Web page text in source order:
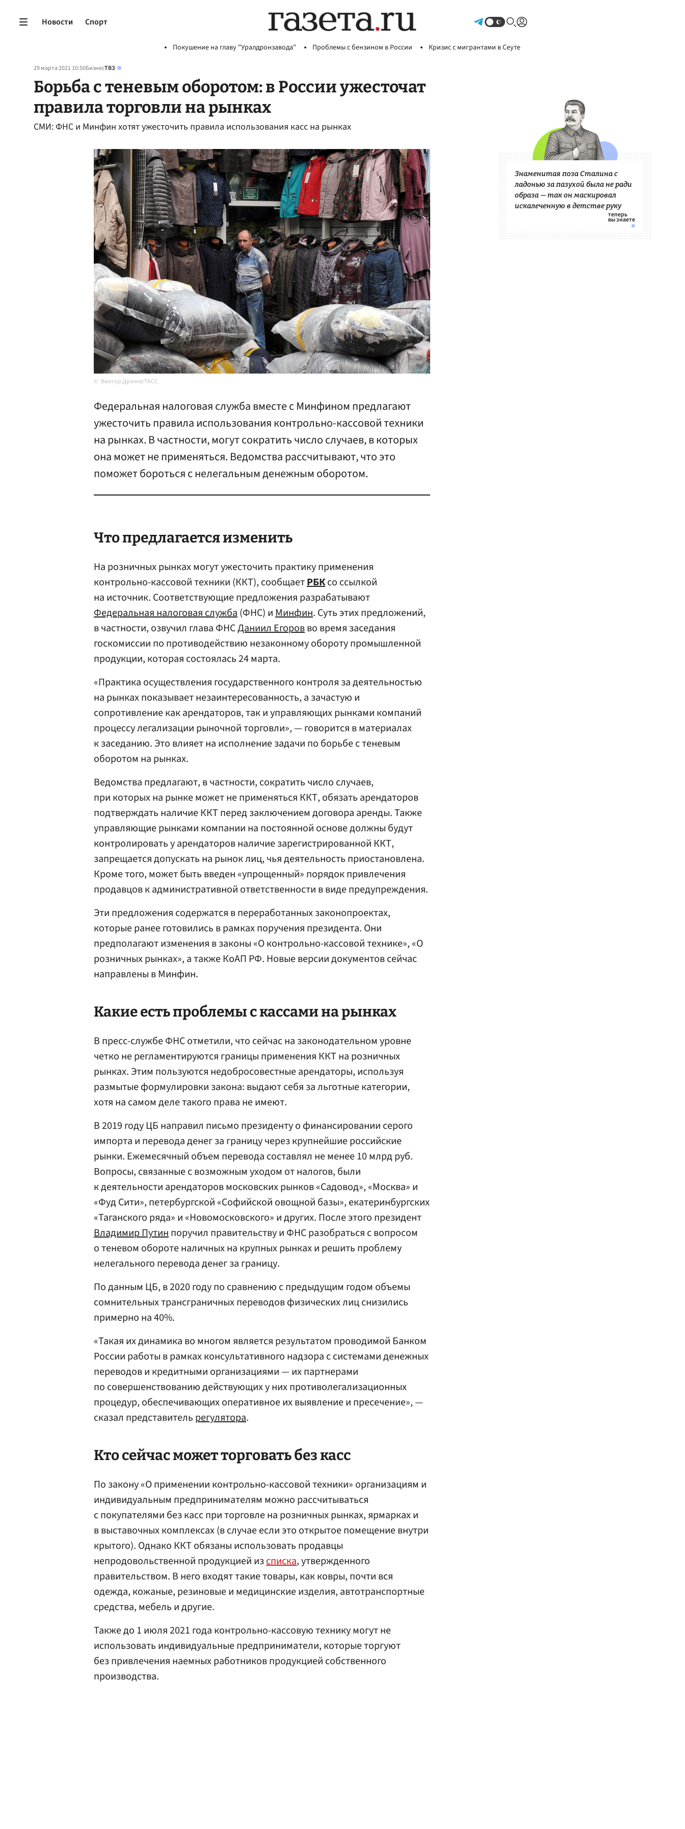
Новости Спорт
Покушение на главу "Уралдронзавода" Проблемы с бензином в России Кризис с мигрантами в Сеуте
29 марта 2021 10:50БизнесТВЗ
Борьба с теневым оборотом: в России ужесточат
правила торговли на рынках
СМИ: ФНС и Минфин хотят ужесточить правила использования касс на рынках
Виктор Драчев/ТАСС
Федеральная налоговая служба вместе с Минфином предлагают
ужесточить правила использования контрольно-кассовой техники
на рынках. В частности, могут сократить число случаев, в которых
она может не применяться. Ведомства рассчитывают, что это
поможет бороться с нелегальным денежным оборотом.
Что предлагается изменить
На розничных рынках могут ужесточить практику применения
контрольно-кассовой техники (ККТ), сообщаетРБКсо ссылкой
на источник. Соответствующие предложения разрабатывают
Федеральная налоговая служба(ФНС) иМинфин. Суть этих предложений,
в частности, озвучил глава ФНСДаниил Егоровво время заседания
госкомиссии по противодействию незаконному обороту промышленной
продукции, которая состоялась 24 марта.
«Практика осуществления государственного контроля за деятельностью
на рынках показывает незаинтересованность, а зачастую и
сопротивление как арендаторов, так и управляющих рынками компаний
процессу легализации рыночной торговли», — говорится в материалах
к заседанию. Это влияет на исполнение задачи по борьбе с теневым
оборотом на рынках.
Ведомства предлагают, в частности, сократить число случаев,
при которых на рынке может не применяться ККТ, обязать арендаторов
подтверждать наличие ККТ перед заключением договора аренды. Также
управляющие рынками компании на постоянной основе должны будут
контролировать у арендаторов наличие зарегистрированной ККТ,
запрещается допускать на рынок лиц, чья деятельность приостановлена.
Кроме того, может быть введен «упрощенный» порядок привлечения
продавцов к административной ответственности в виде предупреждения.
Эти предложения содержатся в переработанных законопроектах,
которые ранее готовились в рамках поручения президента. Они
предполагают изменения в законы «О контрольно-кассовой технике», «О
розничных рынках», а также КоАП РФ. Новые версии документов сейчас
направлены в Минфин.
Какие есть проблемы с кассами на рынках
В пресс-службе ФНС отметили, что сейчас на законодательном уровне
четко не регламентируются границы применения ККТ на розничных
рынках. Этим пользуются недобросовестные арендаторы, используя
размытые формулировки закона: выдают себя за льготные категории,
хотя на самом деле такого права не имеют.
В 2019 году ЦБ направил письмо президенту о финансировании серого
импорта и перевода денег за границу через крупнейшие российские
рынки. Ежемесячный объем перевода составлял не менее 10 млрд руб.
Вопросы, связанные с возможным уходом от налогов, были
к деятельности арендаторов московских рынков «Садовод», «Москва» и
«Фуд Сити», петербургской «Софийской овощной базы», екатеринбургских
«Таганского ряда» и «Новомосковского» и других. После этого президент
Владимир Путинпоручил правительству и ФНС разобраться с вопросом
о теневом обороте наличных на крупных рынках и решить проблему
нелегального перевода денег за границу.
По данным ЦБ, в 2020 году по сравнению с предыдущим годом объемы
сомнительных трансграничных переводов физических лиц снизились
примерно на 40%.
«Такая их динамика во многом является результатом проводимой Банком
России работы в рамках консультативного надзора с системами денежных
переводов и кредитными организациями — их партнерами
по совершенствованию действующих у них противолегализационных
процедур, обеспечивающих оперативное их выявление и пресечение», —
сказал представитель регулятора.
Кто сейчас может торговать без касс
По закону «О применении контрольно-кассовой техники» организациям и
индивидуальным предпринимателям можно рассчитываться
с покупателями без касс при торговле на розничных рынках, ярмарках и
в выставочных комплексах (в случае если это открытое помещение внутри
крытого). Однако ККТ обязаны использовать продавцы
непродовольственной продукцией изсписка, утвержденного
правительством. В него входят такие товары, как ковры, почти вся
одежда, кожаные, резиновые и медицинские изделия, автотранспортные
средства, мебель и другие.
Также до 1 июля 2021 года контрольно-кассовую технику могут не
использовать индивидуальные предприниматели, которые торгуют
без привлечения наемных работников продукцией собственного
производства.
Знаменитая поза Сталина с
ладонью за пазухой была не ради
образа — так он маскировал
искалеченную в детстве руку